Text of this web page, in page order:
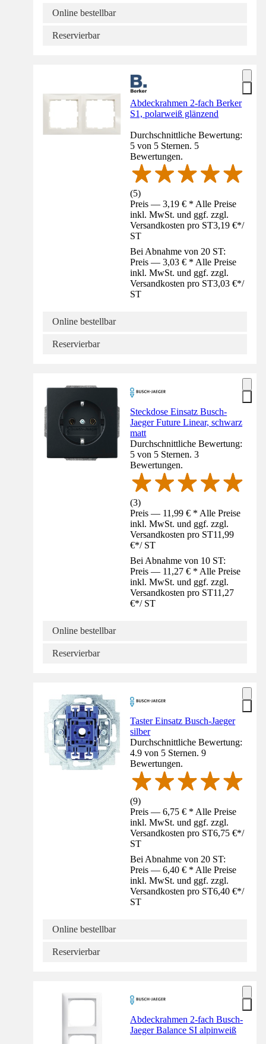
Online bestellbar
Reservierbar
Abdeckrahmen 2-fach Berker
S1, polarweiß glänzend
Durchschnittliche Bewertung:
5 von 5 Sternen. 5
Bewertungen.
(5)
Preis — 3,19 € * Alle Preise
inkl. MwSt. und ggf. zzgl.
Versandkosten pro ST3,19 €*/
ST
Bei Abnahme von 20 ST:
Preis — 3,03 € * Alle Preise
inkl. MwSt. und ggf. zzgl.
Versandkosten pro ST3,03 €*/
ST
Online bestellbar
Reservierbar
Steckdose Einsatz Busch-
Jaeger Future Linear, schwarz
matt
Durchschnittliche Bewertung:
5 von 5 Sternen. 3
Bewertungen.
(3)
Preis — 11,99 € * Alle Preise
inkl. MwSt. und ggf. zzgl.
Versandkosten pro ST11,99
€*/ ST
Bei Abnahme von 10 ST:
Preis — 11,27 € * Alle Preise
inkl. MwSt. und ggf. zzgl.
Versandkosten pro ST11,27
€*/ ST
Online bestellbar
Reservierbar
Taster Einsatz Busch-Jaeger
silber
Durchschnittliche Bewertung:
4.9 von 5 Sternen. 9
Bewertungen.
(9)
Preis — 6,75 € * Alle Preise
inkl. MwSt. und ggf. zzgl.
Versandkosten pro ST6,75 €*/
ST
Bei Abnahme von 20 ST:
Preis — 6,40 € * Alle Preise
inkl. MwSt. und ggf. zzgl.
Versandkosten pro ST6,40 €*/
ST
Online bestellbar
Reservierbar
Abdeckrahmen 2-fach Busch-
Jaeger Balance SI alpinweiß